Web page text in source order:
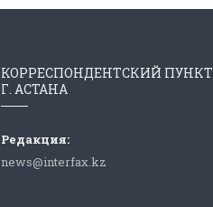
КОРРЕСПОНДЕНТСКИЙ ПУНКТ
Г. АСТАНА
Редакция:
news@interfax.kz